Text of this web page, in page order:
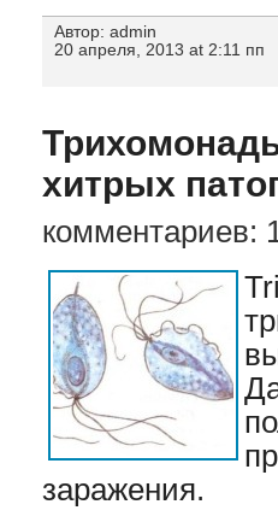
Автор: admin
20 апреля, 2013 at 2:11 пп
хитрых
комментариев:
заражения.